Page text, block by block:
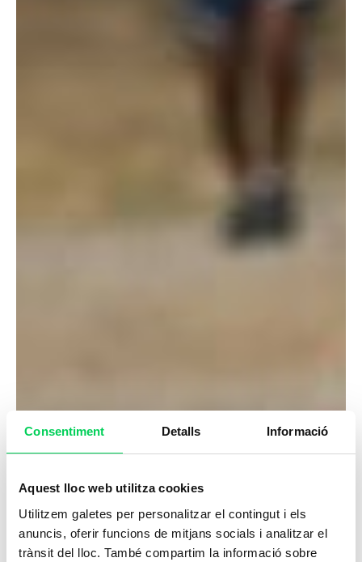
Consentiment Detalls Informació
Aquest lloc web utilitza cookies
Utilitzem galetes per personalitzar el contingut i els
anuncis, oferir funcions de mitjans socials i analitzar el
trànsit del lloc. També compartim la informació sobre